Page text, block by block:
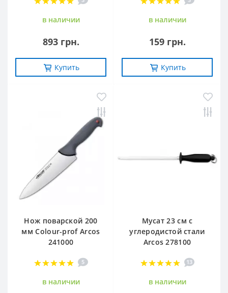
в наличии
893 грн.
Купить
в наличии
159 грн.
Купить
Нож поварской 200
мм Сolour-prof Arcos
241000
5
в наличии
Мусат 23 см с
углеродистой стали
Arcos 278100
13
в наличии